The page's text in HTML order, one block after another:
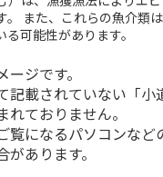
。 また、これらの魚介類
可能性があります。
ジです。
記載されていない「小
れておりません。
覧になるパソコンなど
あります。